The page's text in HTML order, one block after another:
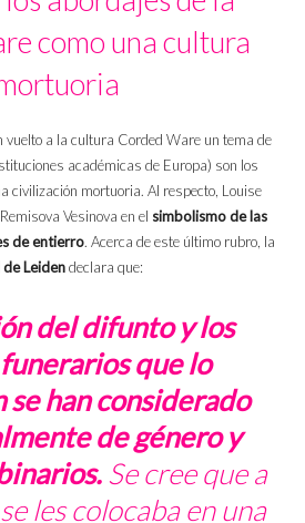
como una cultura
vuelto a la cultura Corded Ware un tema de
académicas de Europa) son los
civilización mortuoria. Al respecto, Louise
Vesinova en el simbolismo de las
de entierro. Acerca de este último rubro, la
Leidendeclara que:
del difunto y los
que lo
se han considerado
de género y
Se cree que a
les colocaba en una